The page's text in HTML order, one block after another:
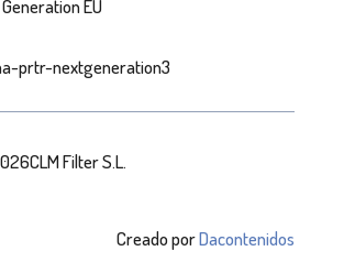
EU
Filter S.L.
Creado porDacontenidos